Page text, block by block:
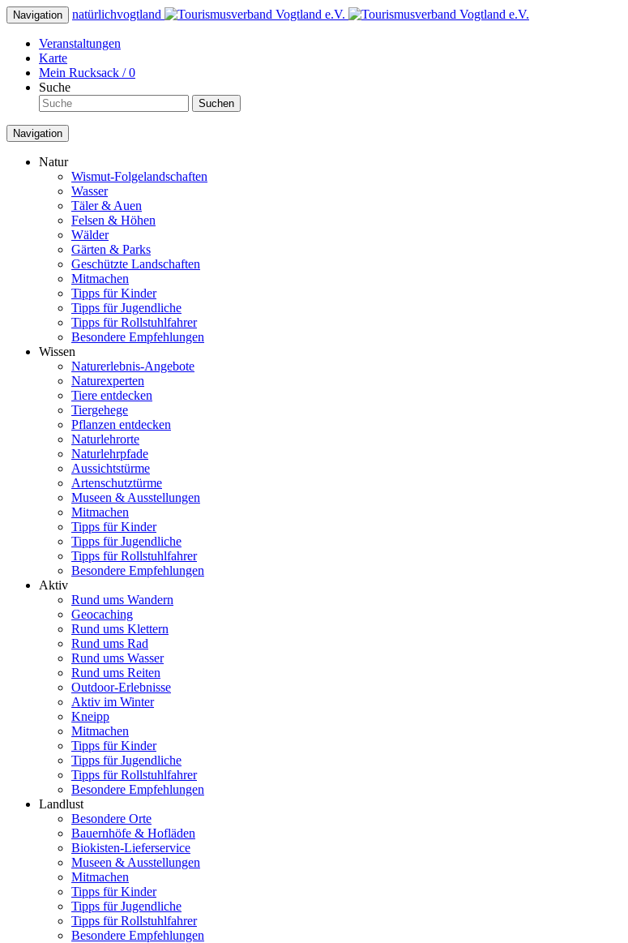
Navigation natürlichvogtland
Veranstaltungen
Karte
Mein Rucksack /0
Suche
Suchen
Navigation
Natur
Wismut-Folgelandschaften
Wasser
Täler & Auen
Felsen & Höhen
Wälder
Gärten & Parks
Geschützte Landschaften
Mitmachen
Tipps für Kinder
Tipps für Jugendliche
Tipps für Rollstuhlfahrer
Besondere Empfehlungen
Wissen
Naturerlebnis-Angebote
Naturexperten
Tiere entdecken
Tiergehege
Pflanzen entdecken
Naturlehrorte
Naturlehrpfade
Aussichtstürme
Artenschutztürme
Museen & Ausstellungen
Mitmachen
Tipps für Kinder
Tipps für Jugendliche
Tipps für Rollstuhlfahrer
Besondere Empfehlungen
Aktiv
Rund ums Wandern
Geocaching
Rund ums Klettern
Rund ums Rad
Rund ums Wasser
Rund ums Reiten
Outdoor-Erlebnisse
Aktiv im Winter
Kneipp
Mitmachen
Tipps für Kinder
Tipps für Jugendliche
Tipps für Rollstuhlfahrer
Besondere Empfehlungen
Landlust
Besondere Orte
Bauernhöfe & Hofläden
Biokisten-Lieferservice
Museen & Ausstellungen
Mitmachen
Tipps für Kinder
Tipps für Jugendliche
Tipps für Rollstuhlfahrer
Besondere Empfehlungen